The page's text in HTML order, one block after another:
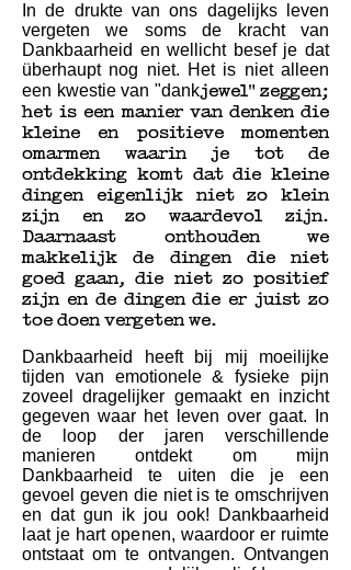
Inde drukte van ons dagelijks leven
vergeten we soms de kracht van
Dankbaarheid en wellicht besef je dat
überhaupt nog niet. Het is niet alleen
een kwestie van "dankjewel" zeggen;
het is een manier van denken die
kleine en positieve momenten
omarmen waarin je tot de
ontdekking komt dat die kleine
dingen eigenlijk niet zo klein
zijn en zo waardevol zijn.
Daarnaast onthouden we
makkelijk de dingen die niet
goed gaan, die niet zo positief
zijn en de dingen die er juist zo
toe doen vergeten we.
Dankbaarheid heeft bij mij moeilijke
tijden van emotionele & fysieke pijn
zoveel dragelijker gemaakt en inzicht
gegeven waar het leven over gaat. In
de loop der jaren verschillende
manieren ontdekt om mijn
Dankbaarheid te uiten die je een
gevoel geven die niet is te omschrijven
en dat gun ik jou ook! Dankbaarheid
laat je hart openen, waardoor er ruimte
ontstaat om te ontvangen. Ontvangen